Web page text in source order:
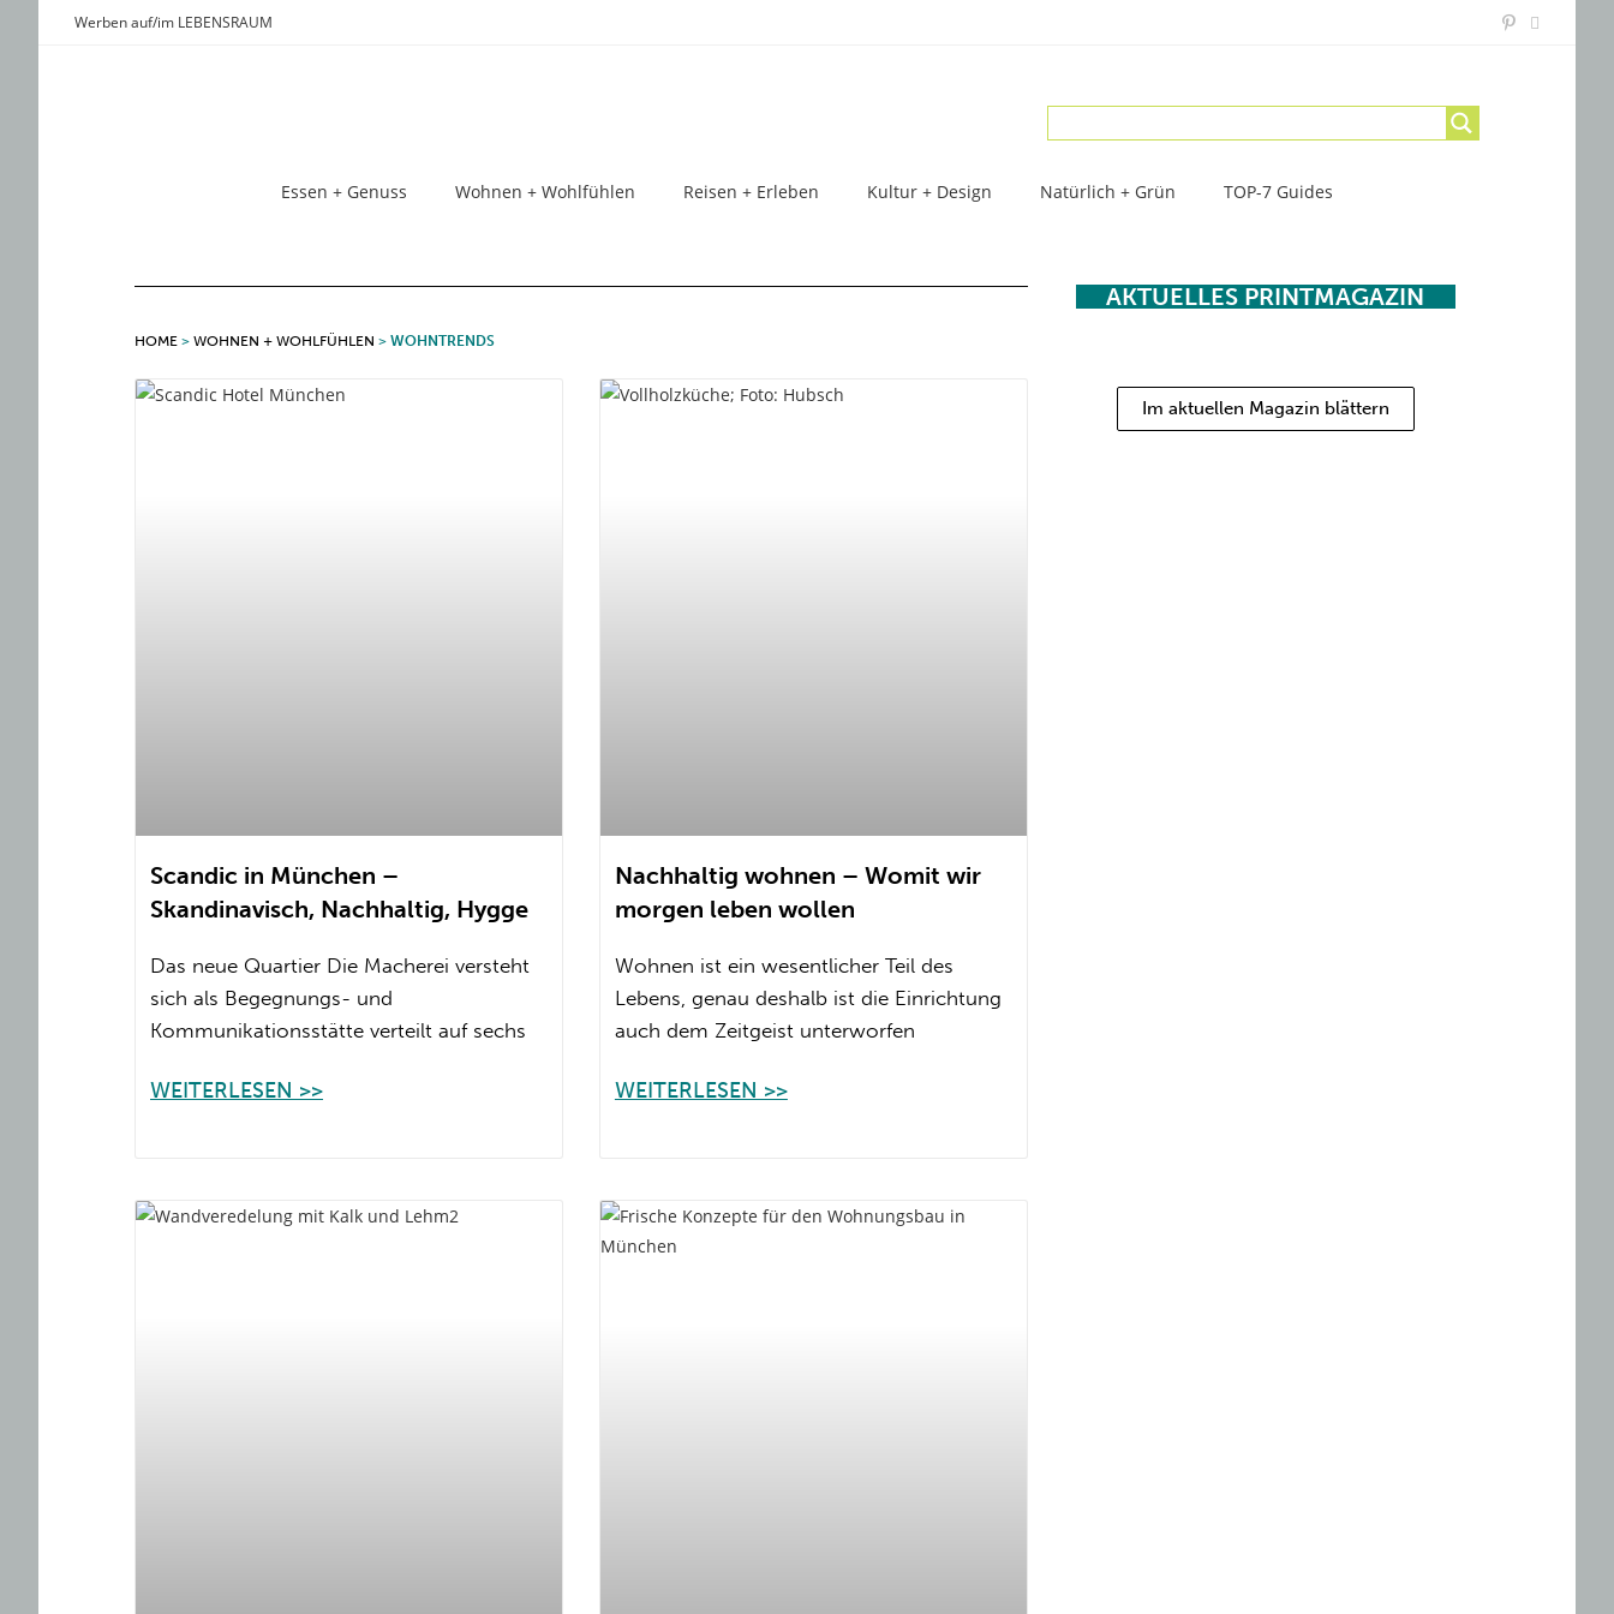
Werben auf/im LEBENSRAUM
Essen + Genuss Wohnen + Wohlfühlen Reisen + Erleben Kultur + Design Natürlich + Grün TOP-7 Guides
HOME > WOHNEN + WOHLFÜHLEN > WOHNTRENDS
Scandic in München –
Skandinavisch, Nachhaltig, Hygge
Das neue Quartier Die Macherei versteht
sich als Begegnungs- und
Kommunikationsstätte verteilt auf sechs
WEITERLESEN >>
Nachhaltig wohnen – Womit wir
morgen leben wollen
Wohnen ist ein wesentlicher Teil des
Lebens, genau deshalb ist die Einrichtung
auch dem Zeitgeist unterworfen
WEITERLESEN >>
AKTUELLES PRINTMAGAZIN
Im aktuellen Magazin blättern